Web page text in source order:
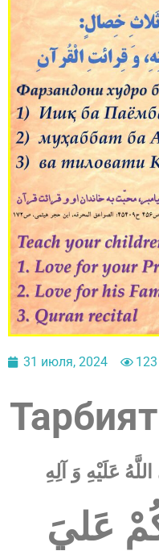
31 июля, 2024
عَلَيْهِ وَ آلِهِ
عَليَ